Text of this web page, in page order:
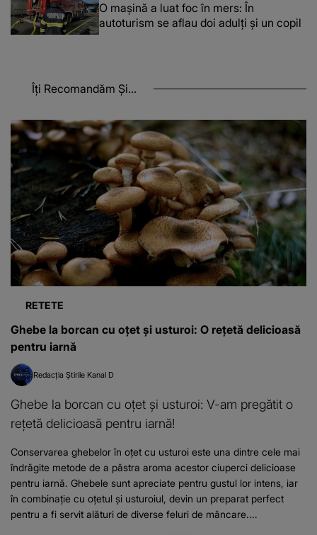
O maşină a luat foc în mers: În
autoturism se aflau doi adulți și un copil
Îți Recomandăm Și...
RETETE
Ghebe la borcan cu oțet și usturoi: O rețetă delicioasă
pentru iarnă
Redacția Știrile Kanal D
Ghebe la borcan cu oțet și usturoi: V-am pregătit o
rețetă delicioasă pentru iarnă!
Conservarea ghebelor în oțet cu usturoi este una dintre cele mai
îndrăgite metode de a păstra aroma acestor ciuperci delicioase
pentru iarnă. Ghebele sunt apreciate pentru gustul lor intens, iar
în combinație cu oțetul și usturoiul, devin un preparat perfect
pentru a fi servit alături de diverse feluri de mâncare....